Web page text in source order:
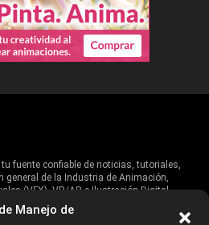
Manejo de
fuente confiable de noticias, tutoriales,
general de la Industria de Animación,
(VFX), VR/AR e Ilustración Digital.
su alcance global, pero damos un énfasis